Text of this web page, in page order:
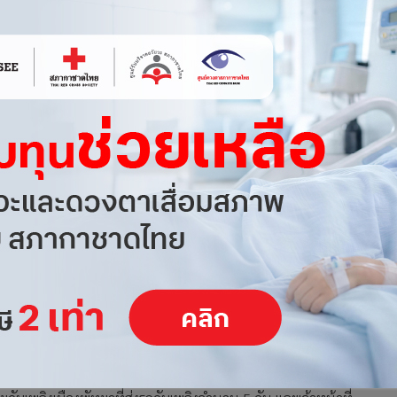
ลิงไหม้ช่วงรุ่งสางที่ผ่านมา เกิดจากเหตุไฟฟ้าลัดวงจร จนทำให้
งับเหตุได้ก่อนเกิดเปลวเพลิง และไม่มีผู้ใดได้รับบาดเจ็บ
ทยา เผยถึงเหตุการณ์เพลิงไหม้ภายในศูนย์อุบัติเหตุและฉุกเฉิน
ธ.ค.) ว่า สาเหตุน่าจะเกิดจากไฟฟ้าลัดวงจรที่บริเวณหลอดไฟ
ไฟบริเวณดังกล่าวเปิดต่อเนื่องเป็นเวลานาน จนทำให้เกิดกลุ่ม
เวณห้องเครื่องควบคุมระบบไฟฟ้าดังที่มีการเสนอเป็นข่าวแต่
ากผู้เห็นเหตุการณ์ และได้รับการแจ้งเตือนจากเครื่องจับสัญญาณ
เข้าระงับอัคคีภัย และเคลื่อนย้ายผู้ป่วยในจุดใกล้เคียง และห้อง
มสถานการณ์ ณ จุดเกิดเหตุได้ก่อนที่จะมีเปลวเพลิงลุกไหม้ได้ใน